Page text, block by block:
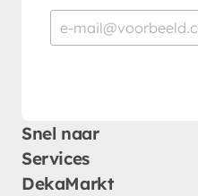
Snel naar
Services
DekaMarkt